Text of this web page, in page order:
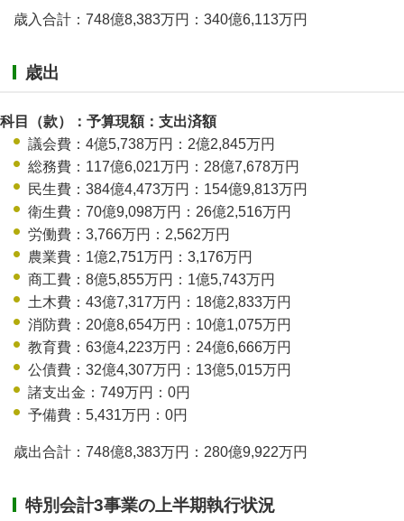
歳入合計：748億8,383万円：340億6,113万円
歳出
科目（款）：予算現額：支出済額
議会費：4億5,738万円：2億2,845万円
総務費：117億6,021万円：28億7,678万円
民生費：384億4,473万円：154億9,813万円
衛生費：70億9,098万円：26億2,516万円
労働費：3,766万円：2,562万円
農業費：1億2,751万円：3,176万円
商工費：8億5,855万円：1億5,743万円
土木費：43億7,317万円：18億2,833万円
消防費：20億8,654万円：10億1,075万円
教育費：63億4,223万円：24億6,666万円
公債費：32億4,307万円：13億5,015万円
諸支出金：749万円：0円
予備費：5,431万円：0円
歳出合計：748億8,383万円：280億9,922万円
特別会計3事業の上半期執行状況